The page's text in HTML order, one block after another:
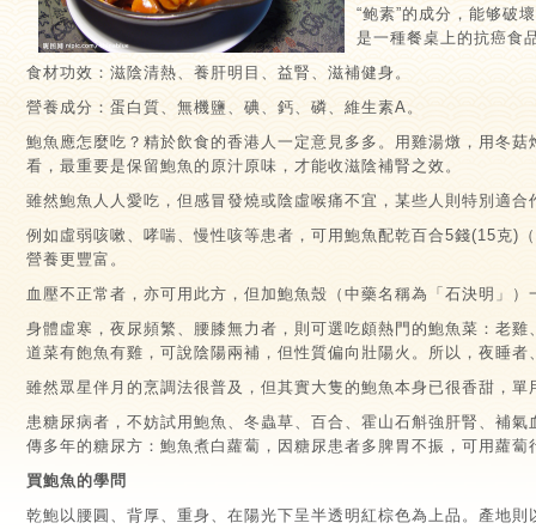
“鲍素”的成分，能够破
是一種餐桌上的抗癌食
食材功效：滋陰清熱、養肝明目、益腎、滋補健身。
營養成分：蛋白質、無機鹽、碘、鈣、磷、維生素A。
鮑魚應怎麼吃？精於飲食的香港人一定意見多多。用雞湯燉，用冬
看，最重要是保留鮑魚的原汁原味，才能收滋陰補腎之效。
雖然鮑魚人人愛吃，但感冒發燒或陰虛喉痛不宜，某些人則特別適合
例如虛弱咳嗽、哮喘、慢性咳等患者，可用鮑魚配乾百合5錢(15克)
營養更豐富。
血壓不正常者，亦可用此方，但加鮑魚殼（中藥名稱為「石決明」）
身體虛寒，夜尿頻繁、腰膝無力者，則可選吃頗熱門的鮑魚菜：老
道菜有飽魚有雞，可說陰陽兩補，但性質偏向壯陽火。所以，夜睡
雖然眾星伴月的烹調法很普及，但其實大隻的鮑魚本身已很香甜，單
患糖尿病者，不妨試用鮑魚、冬蟲草、百合、霍山石斛強肝腎、補
傳多年的糖尿方：鮑魚煮白蘿蔔，因糖尿患者多脾胃不振，可用蘿蔔
買鮑魚的學問
乾鮑以腰圓、背厚、重身、在陽光下呈半透明紅棕色為上品。產地